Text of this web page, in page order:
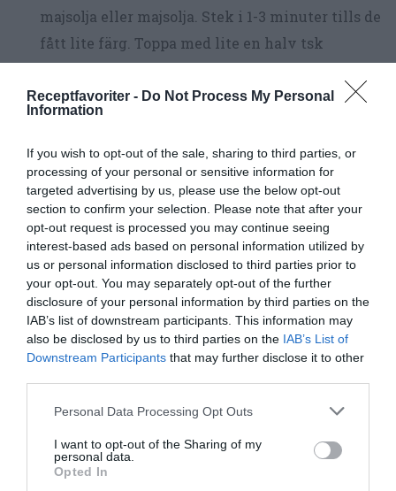
Receptfavoriter - Do Not Process My Personal
Information
If you wish to opt-out of the sale, sharing to third parties, or
processing of your personal or sensitive information for
targeted advertising by us, please use the below opt-out
section to confirm your selection. Please note that after your
opt-out request is processed you may continue seeing
interest-based ads based on personal information utilized by
us or personal information disclosed to third parties prior to
your opt-out. You may separately opt-out of the further
disclosure of your personal information by third parties on the
IAB’s list of downstream participants. This information may
also be disclosed by us to third parties on the IAB’s List of
Downstream Participants that may further disclose it to other
Personal Data Processing Opt Outs
I want to opt-out of the Sharing of my
personal data.
Opted In
majsolja eller majsolja. Stek i 1-3 minuter tills de
fått lite färg. Toppa med lite en halv tsk
Sidorätter och tillbehör